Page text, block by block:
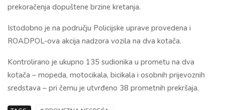
prekoračenja dopuštene brzine kretanja.
Istodobno je na području Policijske uprave provedena i
ROADPOL-ova akcija nadzora vozila na dva kotača.
Kontrolirano je ukupno 135 sudionika u prometu na dva
kotača – mopeda, motocikala, bicikala i osobnih prijevoznih
sredstava – pri čemu je utvrđeno 38 prometnih prekršaja.